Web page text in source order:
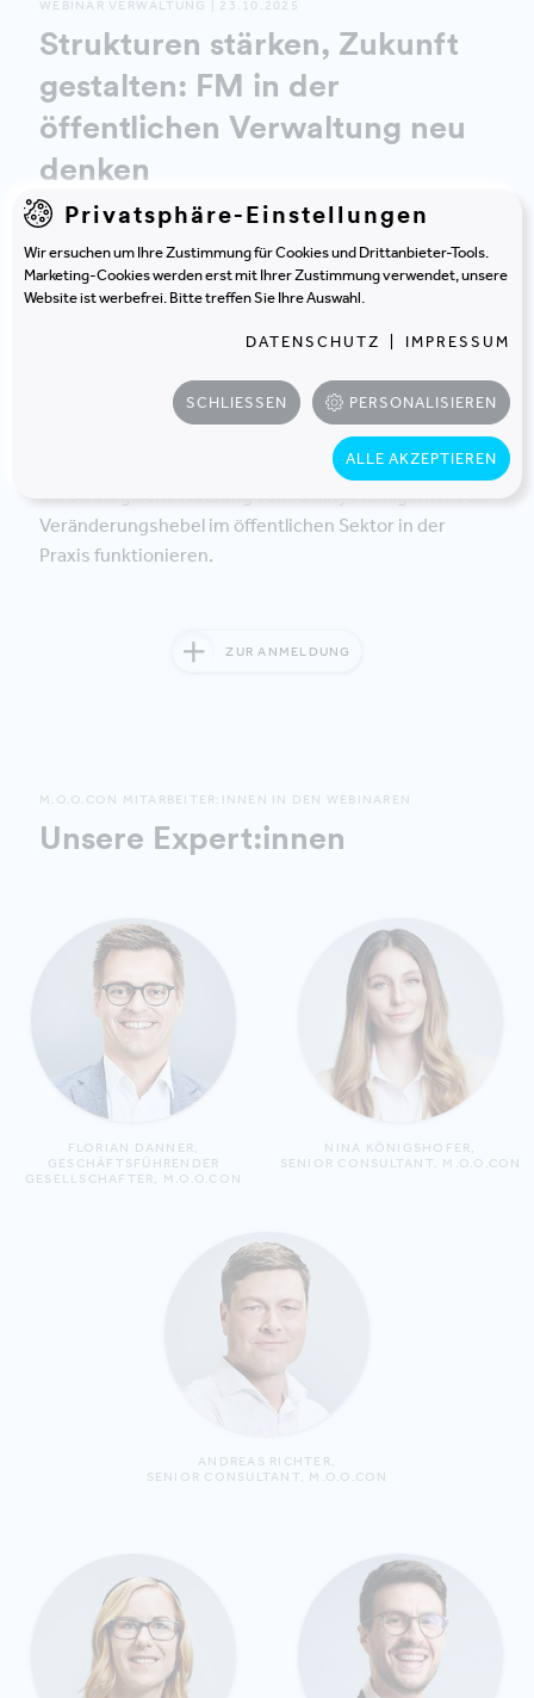
WEBINAR VERWALTUNG | 23.10.2025
Strukturen stärken, Zukunft
gestalten: FM in der
öffentlichen Verwaltung neu
denken
Wie gelingt der Wandel im Facility Management der
Verwaltung – strukturiert, digital und
wirkungsorientiert?
23. Oktober 2025zeigen wir, wie Sie
Ihre FM-Strukturen erfolgreich transformieren –
anhand konkreter Praxisbeispiele, unter anderem von
den Salzburger Festspielen. Erleben Sie, wie digitale
Steuerung, organisatorische Weiterentwicklung und
die strategische Nutzung von Facility Management als
Veränderungshebel im öffentlichen Sektor in der
Praxis funktionieren.
ZUR ANMELDUNG
M.O.O.CON MITARBEITER:INNEN IN DEN WEBINAREN
Unsere Expert:innen
FLORIAN DANNER,
GESCHÄFTSFÜHRENDER
GESELLSCHAFTER, M.O.O.CON
NINA KÖNIGSHOFER,
SENIOR CONSULTANT, M.O.O.CON
ANDREAS RICHTER,
SENIOR CONSULTANT, M.O.O.CON
Privatsphäre-Einstellungen
Wir ersuchen um Ihre Zustimmung für Cookies und Drittanbieter-Tools.
Marketing-Cookies werden erst mit Ihrer Zustimmung verwendet, unsere
Website ist werbefrei. Bitte treffen Sie Ihre Auswahl.
DATENSCHUTZ IMPRESSUM
SCHLIESSEN PERSONALISIEREN
ALLE AKZEPTIEREN